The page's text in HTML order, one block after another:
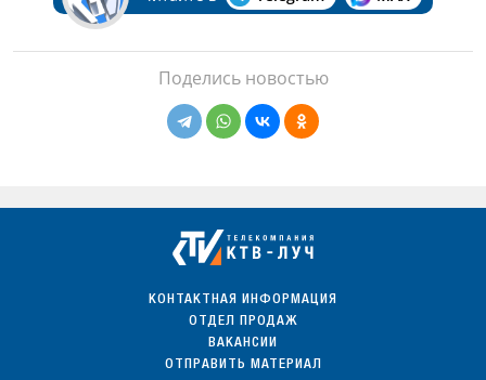
Поделись новостью
КОНТАКТНАЯ ИНФОРМАЦИЯ
ОТДЕЛ ПРОДАЖ
ВАКАНСИИ
ОТПРАВИТЬ МАТЕРИАЛ